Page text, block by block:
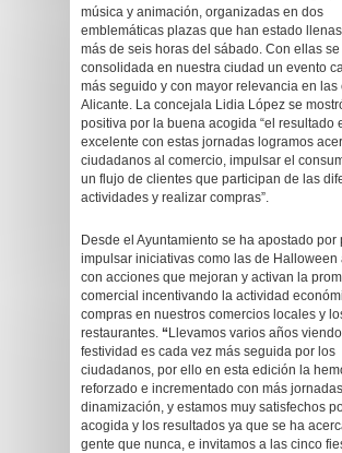
música y animación, organizadas en dos
emblemáticas plazas que han estado
más de seis horas del sábado. Con ellas se
consolidada en nuestra ciudad un evento
más seguido y con mayor relevancia en las
Alicante. La concejala Lidia López se
positiva por la buena acogida “el resultado
excelente con estas jornadas logramos
ciudadanos al comercio, impulsar el
un flujo de clientes que participan de las
actividades y realizar compras”.
Desde el Ayuntamiento se ha apostado por
impulsar iniciativas como las de Halloween
con acciones que mejoran y activan la
comercial incentivando la actividad
compras en nuestros comercios locales y
restaurantes. “ Llevamos varios años
festividad es cada vez más seguida por los
ciudadanos, por ello en esta edición la
reforzado e incrementado con más
dinamización, y estamos muy satisfechos
acogida y los resultados ya que se ha
gente que nunca, e invitamos a las cinco